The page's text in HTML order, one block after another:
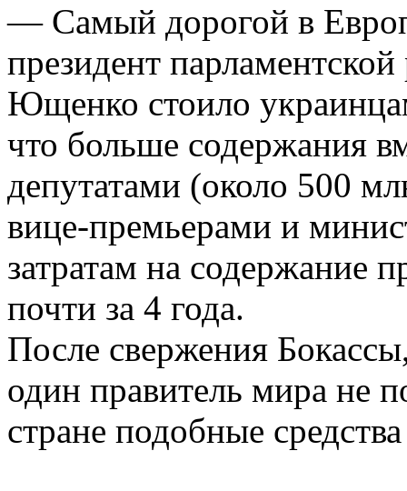
— Самый дорогой в
президент
Ющенко стоило
что больше содержания
депутатами (около 500
вице-премьерами и
затратам на содержание
почти за 4 года.
После свержения
один правитель мира не
стране подобные